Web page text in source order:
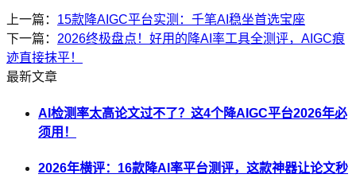
上一篇： 15款降AIGC平台实测：千笔AI稳坐首选宝座
下一篇： 2026终极盘点！好用的降AI率工具全测评，AIGC痕
迹直接抹平！
最新文章
AI检测率太高论文过不了？这4个降AIGC平台2026年必
须用！
2026年横评：16款降AI率平台测评，这款神器让论文秒